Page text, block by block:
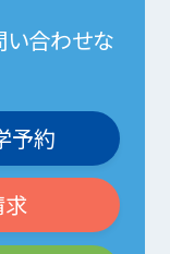
い合わせな
予約
求